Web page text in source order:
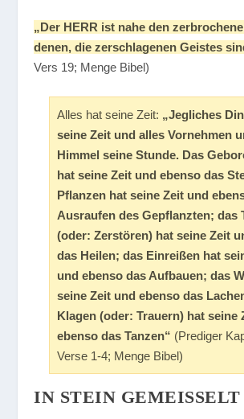
„Der HERR ist nahe den
denen, die zerschlagenen Geistes
Vers 19; Menge Bibel)
Alles hat seine Zeit: „Jegliches
seine Zeit und alles Vornehmen
Himmel seine Stunde. Das
hat seine Zeit und ebenso das
Pflanzen hat seine Zeit und
Ausraufen des Gepflanzten; das
(oder: Zerstören) hat seine Zeit
das Heilen; das Einreißen hat
und ebenso das Aufbauen; das
seine Zeit und ebenso das
Klagen (oder: Trauern) hat seine
ebenso das Tanzen“ (Prediger
Verse 1-4; Menge Bibel)
IN STEIN GEMEISSELT